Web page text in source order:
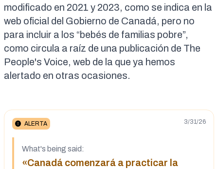
modificado en 2021 y 2023, como se indica en la
web oficial del Gobierno de Canadá, pero no
para incluir a los “bebés de familias pobre”,
como circula a raíz de una publicación de The
People's Voice, web de la que ya hemos
alertado en otras ocasiones.
ALERTA 3/31/26
What's being said:
«Canadá comenzará a practicar la